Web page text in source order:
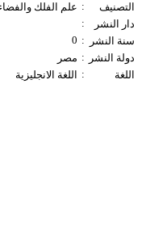
التصنيف
: علم الفلك
دار النشر
:
سنة النشر
:
0
دولة النشر
: مصر
اللغة
: اللغة الانجليزية